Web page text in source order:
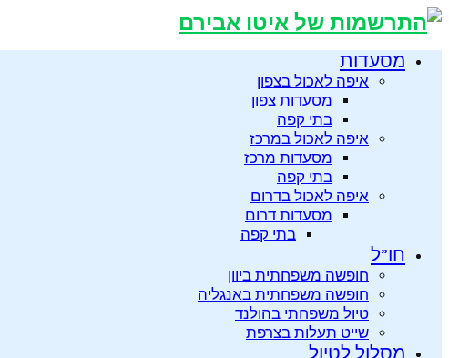
מסעדות
איפה לאכול בצפון
מסעדות צפון
בתי קפה
איפה לאכול במרכז
מסעדות מרכז
בתי קפה
איפה לאכול בדרום
מסעדות דרום
בתי קפה
חו”ל
חופשה משפחתית ביוון
חופשה משפחתית באנגליה
טיול משפחתי בהולנד
שייט תעלות בצרפת
מסלול לטיול